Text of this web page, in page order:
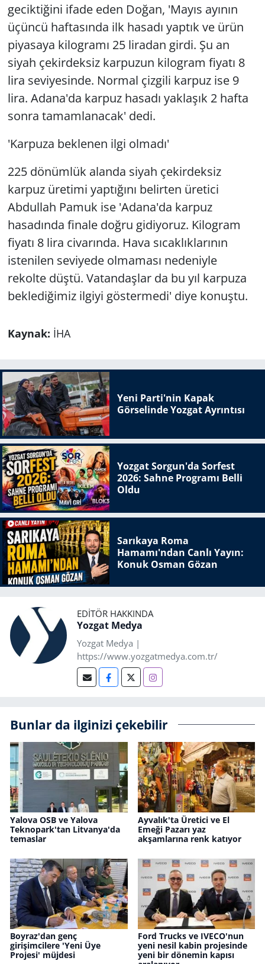
geciktiğini ifade eden Doğan, 'Mayıs ayının
üçüncü haftasında ilk hasadı yaptık ve ürün
piyasaya kilogramı 25 liradan girdi. Şu an
siyah çekirdeksiz karpuzun kilogram fiyatı 8
lira seviyesinde. Normal çizgili karpuz ise 9
lira. Adana'da karpuz hasadı yaklaşık 2 hafta
sonra tamamlanacak' dedi.
'Karpuza beklenen ilgi olmadı'
225 dönümlük alanda siyah çekirdeksiz
karpuz üretimi yaptığını belirten üretici
Abdullah Pamuk ise 'Adana'da karpuz
hasadında finale doğru gidiyoruz. Kilogram
fiyatı 8 lira civarında. Hava sıcaklıklarının
istenilen seviyede olmaması nedeniyle
rekolte düştü. Vatandaşlar da bu yıl karpuza
beklediğimiz ilgiyi göstermedi' diye konuştu.
Kaynak: İHA
Yeni Parti'nin Kapak
Görselinde Yozgat Ayrıntısı
Yozgat Sorgun'da Sorfest
2026: Sahne Programı Belli
Oldu
Sarıkaya Roma
Hamamı'ndan Canlı Yayın:
Konuk Osman Gözan
EDITÖR HAKKINDA
Yozgat Medya
Yozgat Medya |
https://www.yozgatmedya.com.tr/
Bunlar da ilginizi çekebilir
Yalova OSB ve Yalova
Teknopark'tan Litvanya'da
temaslar
Ayvalık'ta Üretici ve El
Emeği Pazarı yaz
akşamlarına renk katıyor
Boyraz'dan genç
girişimcilere 'Yeni Üye
Projesi' müjdesi
Ford Trucks ve IVECO'nun
yeni nesil kabin projesinde
yeni bir dönemin kapısı